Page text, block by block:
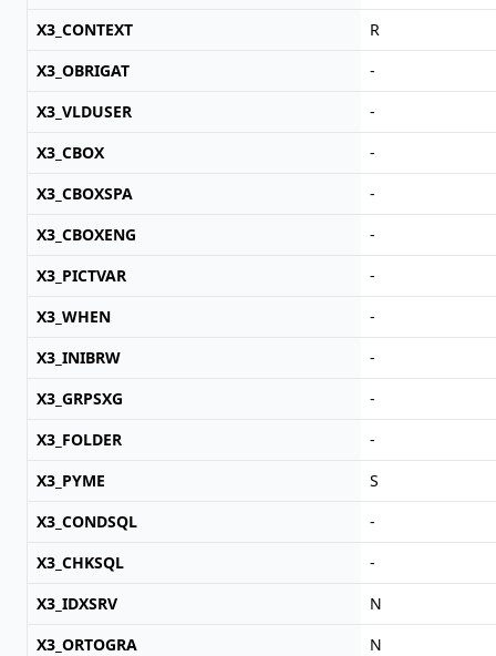
X3_CONTEXT
R
X3_OBRIGAT
-
X3_VLDUSER
-
X3_CBOX
-
X3_CBOXSPA
-
X3_CBOXENG
-
X3_PICTVAR
-
X3_WHEN
-
X3_INIBRW
-
X3_GRPSXG
-
X3_FOLDER
-
X3_PYME
S
X3_CONDSQL
-
X3_CHKSQL
-
X3_IDXSRV
N
X3_ORTOGRA
N